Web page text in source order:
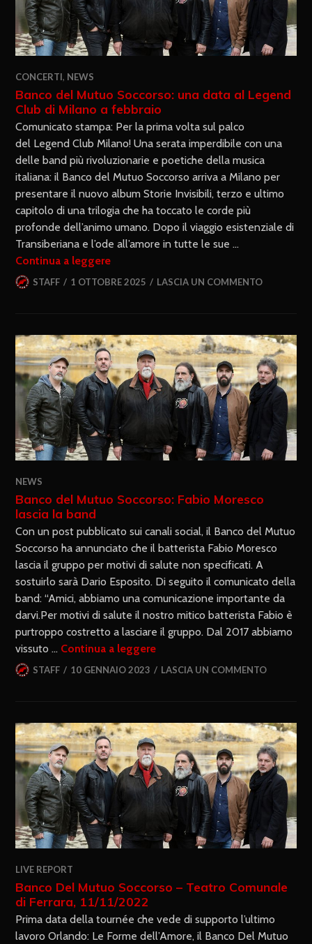
CONCERTI, NEWS
Banco del Mutuo Soccorso: una data al Legend
Club di Milano a febbraio
Comunicato stampa: Per la prima volta sul palco
del Legend Club Milano! Una serata imperdibile con una
delle band più rivoluzionarie e poetiche della musica
italiana: il Banco del Mutuo Soccorso arriva a Milano per
presentare il nuovo album Storie Invisibili, terzo e ultimo
capitolo di una trilogia che ha toccato le corde più
profonde dell’animo umano. Dopo il viaggio esistenziale di
Transiberiana e l’ode all’amore in tutte le sue …
Continua a leggere
STAFF 1 OTTOBRE 2025 LASCIA UN COMMENTO
NEWS
Banco del Mutuo Soccorso: Fabio Moresco
lascia la band
Con un post pubblicato sui canali social, il Banco del Mutuo
Soccorso ha annunciato che il batterista Fabio Moresco
lascia il gruppo per motivi di salute non specificati. A
sostuirlo sarà Dario Esposito. Di seguito il comunicato della
band: “Amici, abbiamo una comunicazione importante da
darvi.Per motivi di salute il nostro mitico batterista Fabio è
purtroppo costretto a lasciare il gruppo. Dal 2017 abbiamo
vissuto … Continua a leggere
STAFF 10 GENNAIO 2023 LASCIA UN COMMENTO
LIVE REPORT
Banco Del Mutuo Soccorso – Teatro Comunale
di Ferrara, 11/11/2022
Prima data della tournée che vede di supporto l’ultimo
lavoro Orlando: Le Forme dell’Amore, il Banco Del Mutuo